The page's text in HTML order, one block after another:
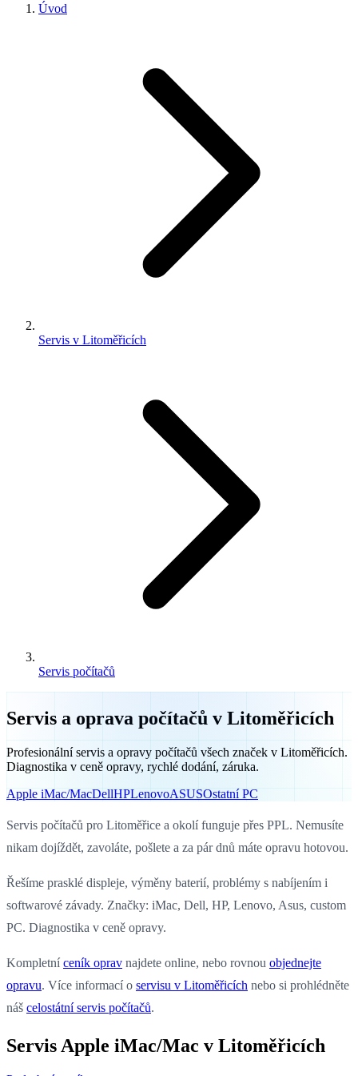
Úvod
Servis v Litoměřicích
Servis počítačů
Servis a oprava počítačů v Litoměřicích
Profesionální servis a opravy počítačů všech značek v Litoměřicích.
Diagnostika v ceně opravy, rychlé dodání, záruka.
Apple iMac/MacDellHPLenovoASUSOstatní PC
Servis počítačů pro Litoměřice a okolí funguje přes PPL. Nemusíte
nikam dojíždět, zavoláte, pošlete a za pár dnů máte opravu hotovou.
Řešíme prasklé displeje, výměny baterií, problémy s nabíjením i
softwarové závady. Značky: iMac, Dell, HP, Lenovo, Asus, custom
PC. Diagnostika v ceně opravy.
Kompletníceník oprav najdete online, nebo rovnou objednejte
opravu. Více informací o servisu v Litoměřicích nebo si prohlédněte
náš celostátní servis počítačů.
Servis Apple iMac/Mac v Litoměřicích